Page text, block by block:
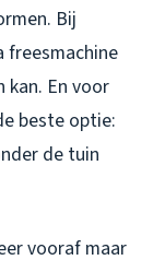
Bij
freesmachine
En voor
beste optie:
de tuin
vooraf maar